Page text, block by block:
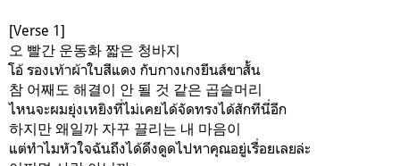
[Verse 1]
오 빨간 운동화 짧은 청바지
โอ้ รองเท้าผ้าใบสีแดง กับกางเกงยีนส์ขาสั้น
참 어째도 해결이 안 될 것 같은 곱슬머리
ไหนจะผมยุ่งเหยิงที่ไม่เคยได้จัดทรงได้สักทีนี่อีก
하지만 왜일까 자꾸 끌리는 내 마음이
แต่ทำไมหัวใจฉันถึงได้ดึงดูดไปหาคุณอยู่เรื่อยเลยล่ะ